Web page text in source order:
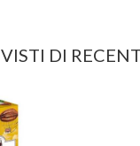
VISTI DI